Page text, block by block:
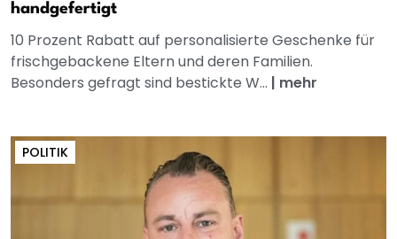
handgefertigt
10 Prozent Rabatt auf personalisierte Geschenke für
frischgebackene Eltern und deren Familien.
Besonders gefragt sind bestickte W... | mehr
POLITIK